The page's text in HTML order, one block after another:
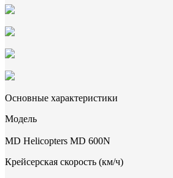
Основные характеристики
Модель
MD Helicopters MD 600N
Крейсерская скорость (км/ч)